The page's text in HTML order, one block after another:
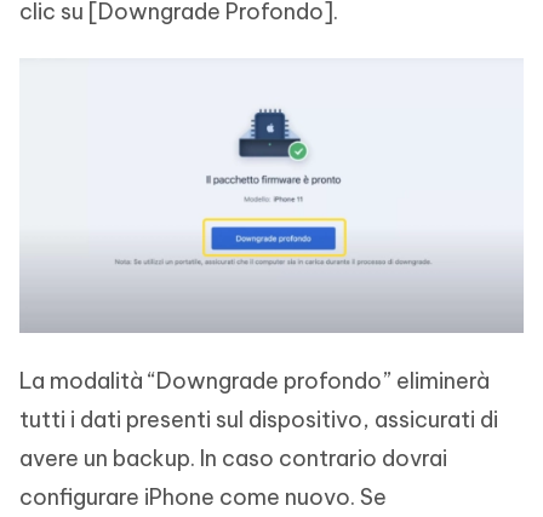
clic su [Downgrade Profondo].
La modalità “Downgrade profondo” eliminerà
tutti i dati presenti sul dispositivo, assicurati di
avere un backup. In caso contrario dovrai
configurare iPhone come nuovo. Se